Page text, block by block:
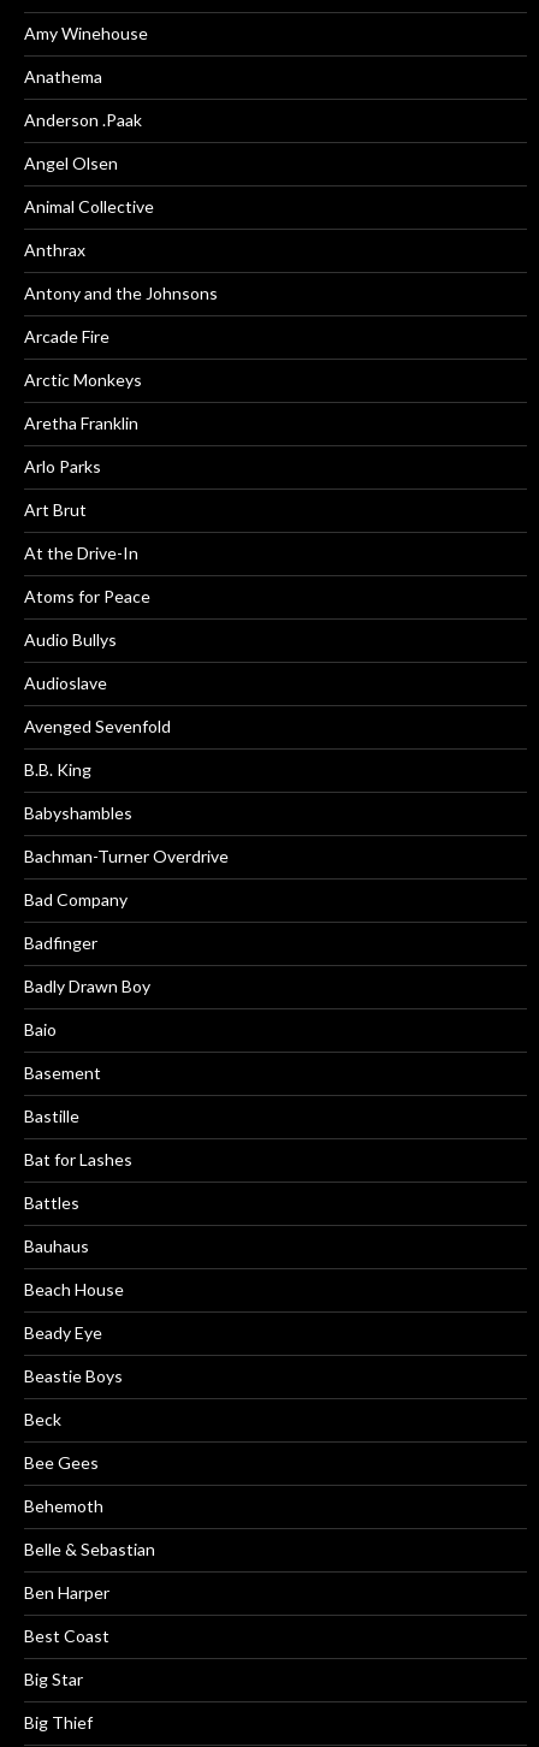
Amy Winehouse
Anathema
Anderson .Paak
Angel Olsen
Animal Collective
Anthrax
Antony and the Johnsons
Arcade Fire
Arctic Monkeys
Aretha Franklin
Arlo Parks
Art Brut
At the Drive-In
Atoms for Peace
Audio Bullys
Audioslave
Avenged Sevenfold
B.B. King
Babyshambles
Bachman-Turner Overdrive
Bad Company
Badfinger
Badly Drawn Boy
Baio
Basement
Bastille
Bat for Lashes
Battles
Bauhaus
Beach House
Beady Eye
Beastie Boys
Beck
Bee Gees
Behemoth
Belle & Sebastian
Ben Harper
Best Coast
Big Star
Big Thief